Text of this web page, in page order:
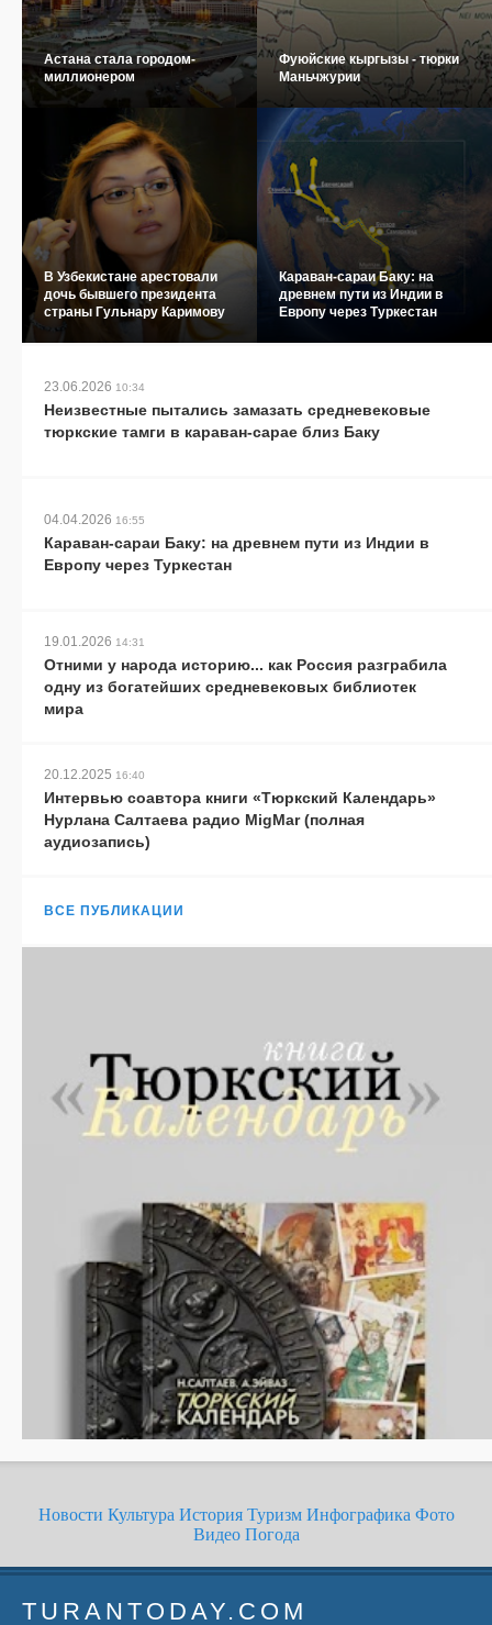
Астана стала городом-
миллионером
Фуюйские кыргызы - тюрки
Маньчжурии
В Узбекистане арестовали
дочь бывшего президента
страны Гульнару Каримову
Караван-сараи Баку: на
древнем пути из Индии в
Европу через Туркестан
23.06.2026 10:34
Неизвестные пытались замазать средневековые
тюркские тамги в караван-сарае близ Баку
04.04.2026 16:55
Караван-сараи Баку: на древнем пути из Индии в
Европу через Туркестан
19.01.2026 14:31
Отними у народа историю... как Россия разграбила
одну из богатейших средневековых библиотек
мира
20.12.2025 16:40
Интервью соавтора книги «Тюркский Календарь»
Нурлана Салтаева радио MigMar (полная
аудиозапись)
ВСЕ ПУБЛИКАЦИИ
Новости Культура История Туризм Инфографика Фото
Видео Погода
TURANTODAY.COM